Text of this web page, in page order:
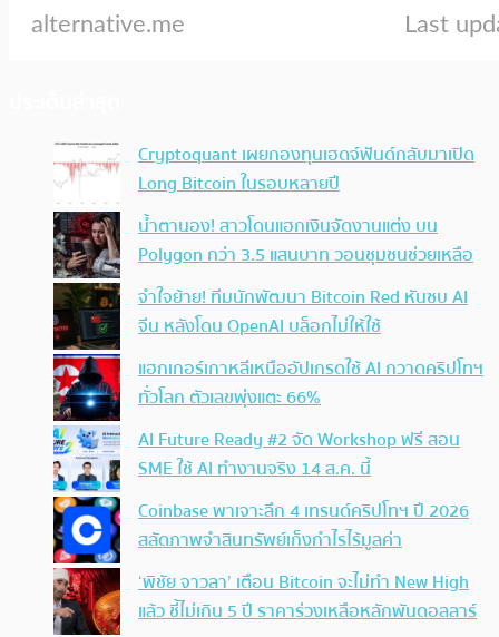
Cryptoquant เผยกองทุนเฮดจ์ฟันด์กลับมาเปิด
Long Bitcoin ในรอบหลายปี
น้ำตานอง! สาวโดนแฮกเงินจัดงานแต่ง บน
Polygon กว่า 3.5 แสนบาท วอนชุมชนช่วยเหลือ
จำใจย้าย! ทีมนักพัฒนา Bitcoin Red หันซบ AI
จีน หลังโดน OpenAI บล็อกไม่ให้ใช้
แฮกเกอร์เกาหลีเหนืออัปเกรดใช้ AI กวาดคริปโทฯ
ทั่วโลก ตัวเลขพุ่งแตะ 66%
AI Future Ready #2 จัด Workshop ฟรี สอน
SME ใช้ AI ทำงานจริง 14 ส.ค. นี้
Coinbase พาเจาะลึก 4 เทรนด์คริปโทฯ ปี 2026
สลัดภาพจำสินทรัพย์เก็งกำไรไร้มูลค่า
‘พิชัย จาวลา’ เตือน Bitcoin จะไม่ทำ New High
แล้ว ชี้ไม่เกิน 5 ปี ราคาร่วงเหลือหลักพันดอลลาร์